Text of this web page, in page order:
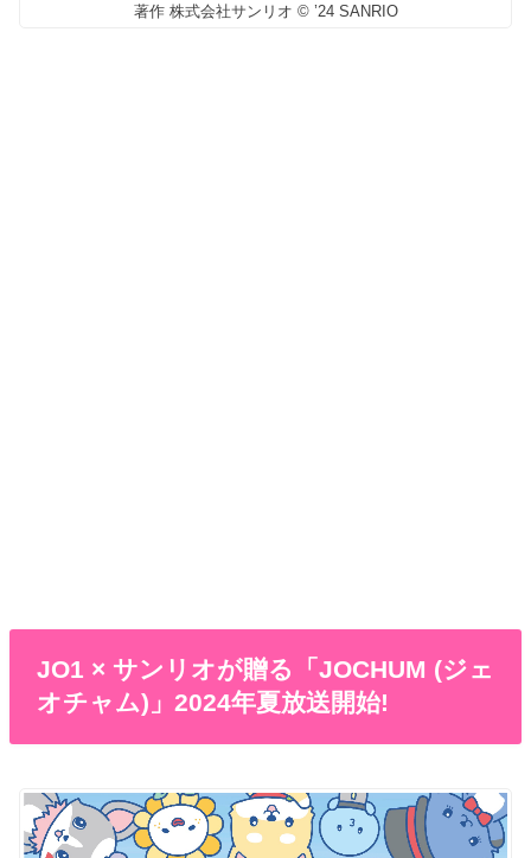
著作 株式会社サンリオ © ’24 SANRIO
JO1 × サンリオが贈る「JOCHUM (ジェ
オチャム)」2024年夏放送開始!